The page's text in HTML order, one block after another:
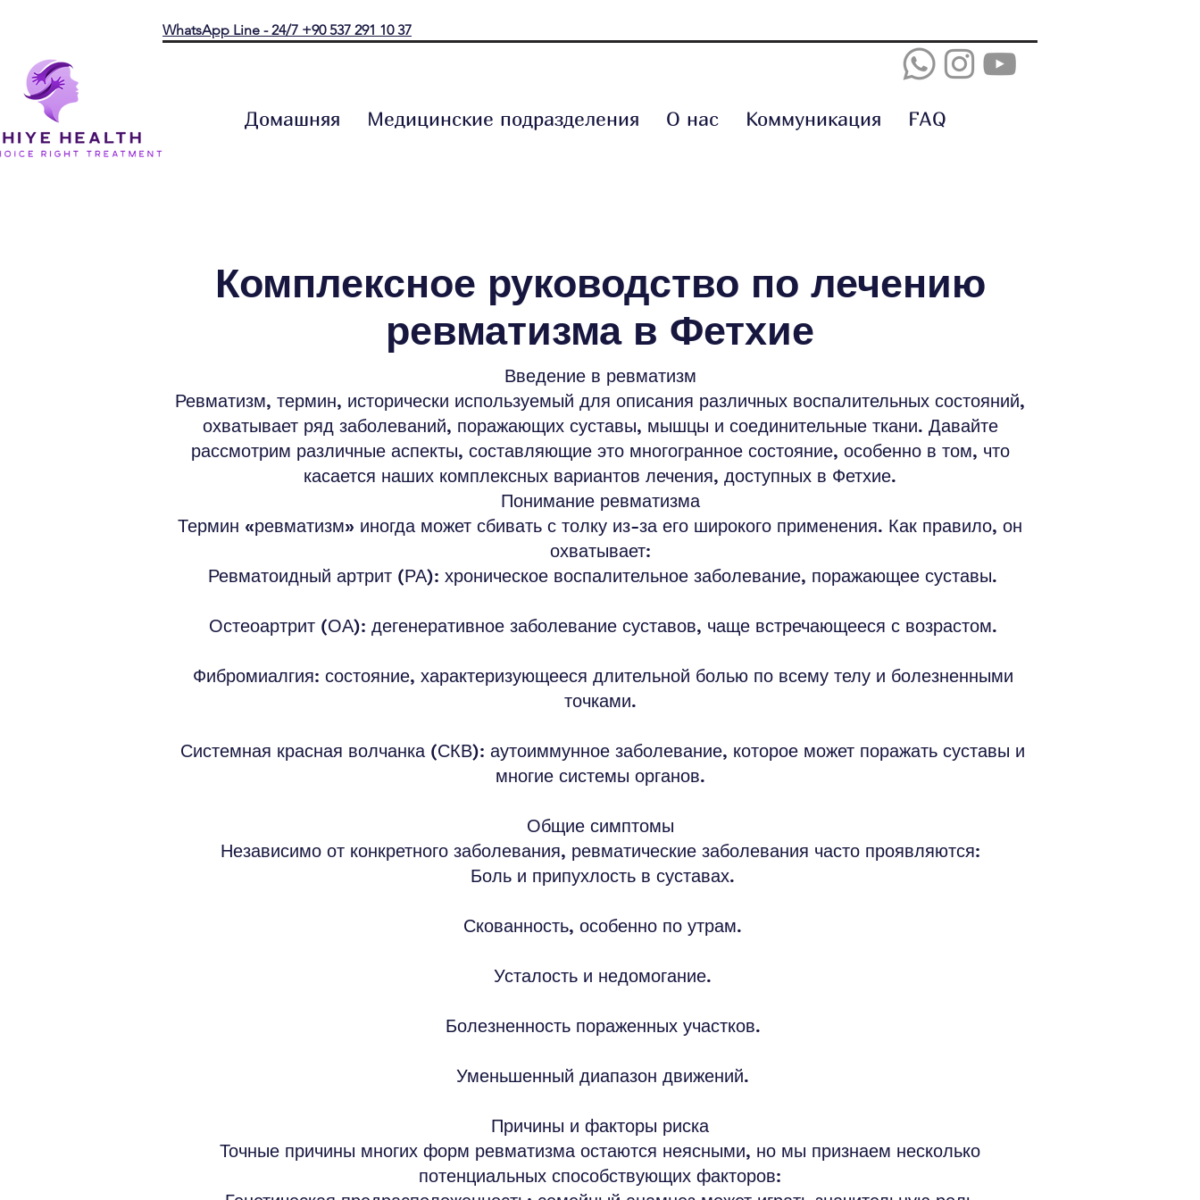
WhatsApp Line - 24/7 +90 537 291 10 37
Домашняя Медицинские подразделения О нас Коммуникация FAQ
​Комплексное руководство по лечению
ревматизма в Фетхие
Введение в ревматизм
Ревматизм, термин, исторически используемый для описания различных воспалительных состояний,
охватывает ряд заболеваний, поражающих суставы, мышцы и соединительные ткани. Давайте
рассмотрим различные аспекты, составляющие это многогранное состояние, особенно в том, что
касается наших комплексных вариантов лечения, доступных в Фетхие.
Понимание ревматизма
Термин «ревматизм» иногда может сбивать с толку из-за его широкого применения. Как правило, он
охватывает:
Ревматоидный артрит (РА): хроническое воспалительное заболевание, поражающее суставы.
Остеоартрит (ОА): дегенеративное заболевание суставов, чаще встречающееся с возрастом.
Фибромиалгия: состояние, характеризующееся длительной болью по всему телу и болезненными
точками.
Системная красная волчанка (СКВ): аутоиммунное заболевание, которое может поражать суставы и
многие системы органов.
Общие симптомы
Независимо от конкретного заболевания, ревматические заболевания часто проявляются:
Боль и припухлость в суставах.
Скованность, особенно по утрам.
Усталость и недомогание.
Болезненность пораженных участков.
Уменьшенный диапазон движений.
Причины и факторы риска
Точные причины многих форм ревматизма остаются неясными, но мы признаем несколько
потенциальных способствующих факторов: